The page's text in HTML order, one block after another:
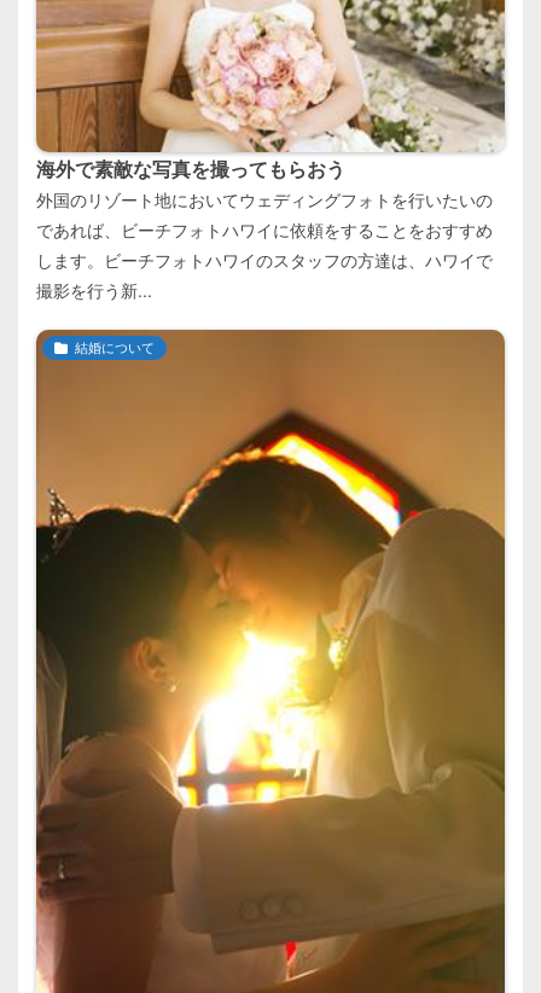
海外で素敵な写真を撮ってもらおう
外国のリゾート地においてウェディングフォトを行いたいの
であれば、ビーチフォトハワイに依頼をすることをおすすめ
します。ビーチフォトハワイのスタッフの方達は、ハワイで
撮影を行う新...
結婚について